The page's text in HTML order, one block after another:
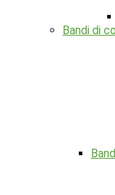
Bandi di